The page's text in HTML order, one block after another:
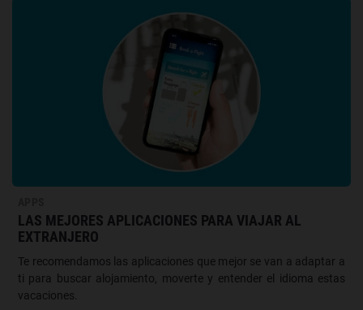
LAS MEJORES APLICACIONES PARA VIAJAR AL
EXTRANJERO
Te recomendamos las aplicaciones que mejor se van a adaptar a
ti para buscar alojamiento, moverte y entender el idioma estas
vacaciones.